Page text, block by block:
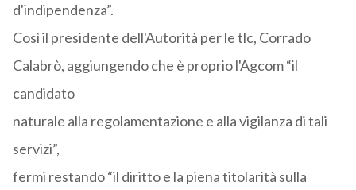
d'indipendenza”.
Così il presidente dell'Autorità per le tlc, Corrado
Calabrò, aggiungendo che è proprio l'Agcom “il
candidato
naturale alla regolamentazione e alla vigilanza di tali
servizi”,
fermi restando “il diritto e la piena titolarità sulla